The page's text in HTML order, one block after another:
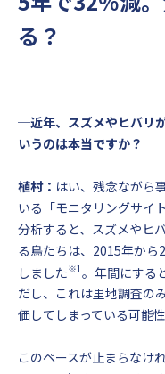
る？
─近年、スズメやヒバリ
いうのは本当ですか？
植村： はい、残念ながら
いる「モニタリングサイ
分析すると、スズメやヒ
る鳥たちは、2015年か
しました※1 。年間にする
だし、これは里地調査の
価してしまっている可能性
このペースが止まらなけ